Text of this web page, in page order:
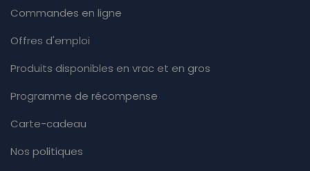
Commandes en ligne
Offres d'emploi
Produits disponibles en vrac et en gros
Programme de récompense
Carte-cadeau
Nos politiques